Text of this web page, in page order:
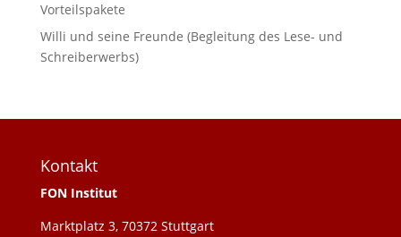
Vorteilspakete
Willi und seine Freunde (Begleitung des Lese- und
Schreiberwerbs)
Kontakt
FON Institut
Marktplatz 3, 70372 Stuttgart